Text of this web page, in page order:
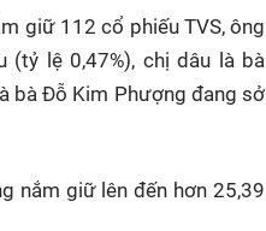
giữ 112 cổ phiếu TVS, ông
lệ 0,47%), chị dâu là bà
bà Đỗ Kim Phượng đang sở
nắm giữ lên đến hơn 25,39